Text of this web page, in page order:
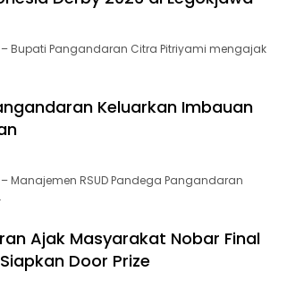
– Bupati Pangandaran Citra Pitriyami mengajak
Keluarkan Imbauan
– Manajemen RSUD Pandega Pangandaran
Ajak Masyarakat Nobar Final
Door Prize